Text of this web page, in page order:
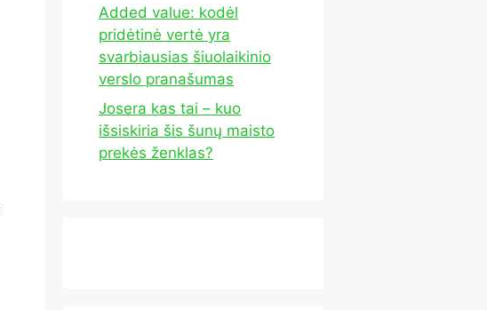
Added value: kodėl
pridėtinė vertė yra
svarbiausias šiuolaikinio
verslo pranašumas
Josera kas tai – kuo
išsiskiria šis šunų maisto
prekės ženklas?